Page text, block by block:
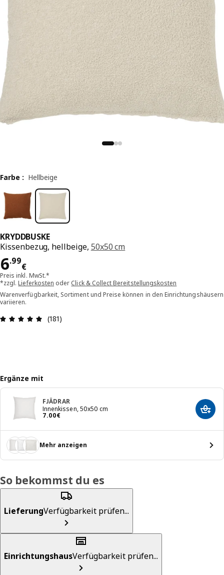
KRYDDBUSKE
Kissenbezug, hellbeige, 50x50 cm
6.99
€
Preis 6.99€
Preis inkl. MwSt.*
*zzgl.Lieferkosten oder Click & Collect Bereitstellungskosten
Warenverfügbarkeit, Sortiment und Preise können in den Einrichtungshäusern
variieren.
Bewertung: 4.9 von 5 Sterne Alle Bewertungen:
(181)
Farbe : Hellbeige
Ergänze mit
FJÄDRAR
Innenkissen, 50x50 cm
7.00€
Preis 7.00€ In
Mehr anzeigen
So bekommst du es
LieferungVerfügbarkeit prüfen...
EinrichtungshausVerfügbarkeit prüfen...